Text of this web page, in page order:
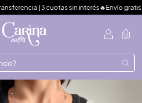
| 3 cuotas sin interés🔥Envío gratis
0